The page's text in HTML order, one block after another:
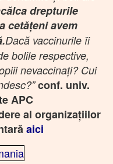
drepturile
cetățeni avem
Dacă vaccinurile îi
bolile respective,
nevaccinați? Cui
conf. univ.
APC
al organizaţiilor
aici